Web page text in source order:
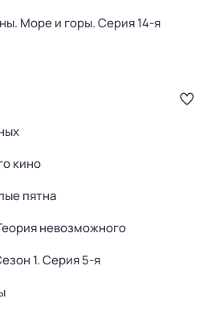
Море и горы. Серия 14-я
кино
пятна
невозможного
1. Серия 5-я